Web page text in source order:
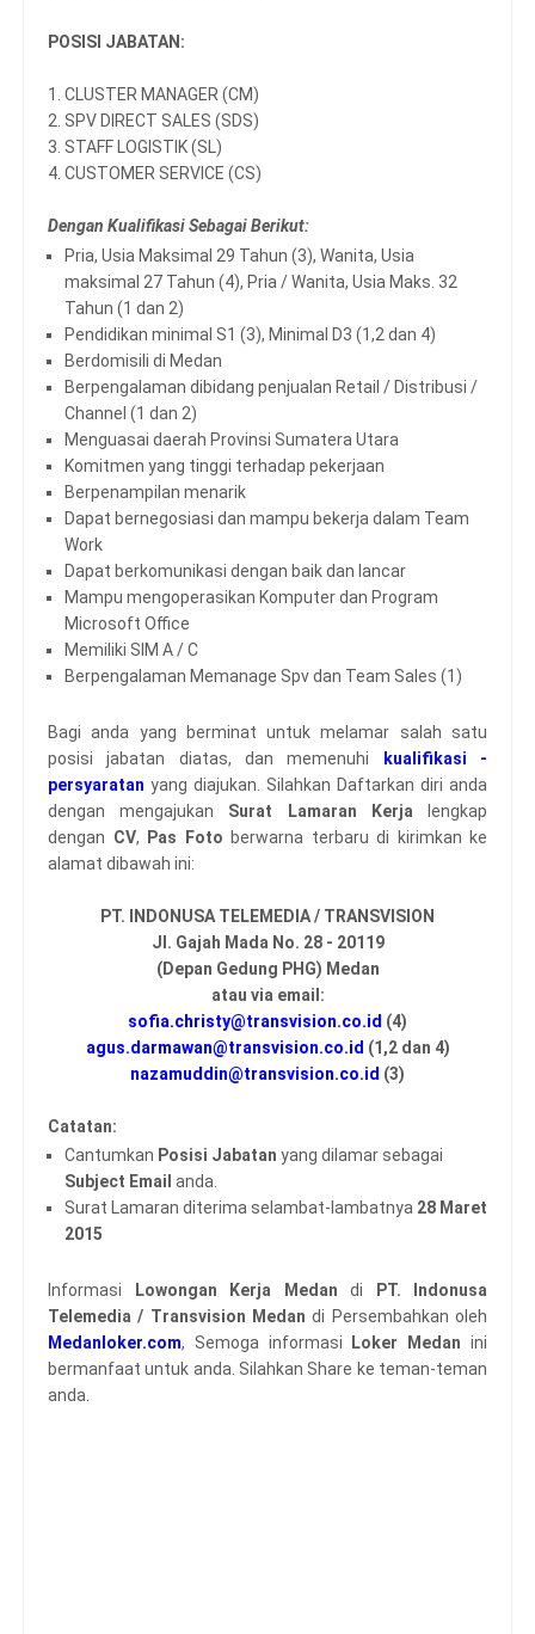
POSISI JABATAN:
1. CLUSTER MANAGER (CM)
2. SPV DIRECT SALES (SDS)
3. STAFF LOGISTIK (SL)
4. CUSTOMER SERVICE (CS)
Dengan Kualifikasi Sebagai Berikut:
Pria, Usia Maksimal 29 Tahun (3), Wanita, Usia
maksimal 27 Tahun (4), Pria / Wanita, Usia Maks. 32
Tahun (1 dan 2)
Pendidikan minimal S1 (3), Minimal D3 (1,2 dan 4)
Berdomisili di Medan
Berpengalaman dibidang penjualan Retail / Distribusi /
Channel (1 dan 2)
Menguasai daerah Provinsi Sumatera Utara
Komitmen yang tinggi terhadap pekerjaan
Berpenampilan menarik
Dapat bernegosiasi dan mampu bekerja dalam Team
Work
Dapat berkomunikasi dengan baik dan lancar
Mampu mengoperasikan Komputer dan Program
Microsoft Office
Memiliki SIM A / C
Berpengalaman Memanage Spv dan Team Sales (1)
Bagi anda yang berminat untuk melamar salah satu
posisi jabatan diatas, dan memenuhi kualifikasi -
persyaratan yang diajukan. Silahkan Daftarkan diri anda
dengan mengajukan Surat Lamaran Kerjalengkap
dengan CV, Pas Foto berwarna terbaru di kirimkan ke
alamat dibawah ini:
PT. INDONUSA TELEMEDIA / TRANSVISION
Jl. Gajah Mada No. 28 - 20119
(Depan Gedung PHG) Medan
atau via email:
sofia.christy@transvision.co.id (4)
agus.darmawan@transvision.co.id (1,2 dan 4)
nazamuddin@transvision.co.id (3)
Catatan:
Cantumkan Posisi Jabatan yang dilamar sebagai
Subject Email anda.
Surat Lamaran diterima selambat-lambatnya 28 Maret
2015
Informasi Lowongan Kerja Medan di
PT. Indonusa
Telemedia / Transvision Medandi Persembahkan oleh
Medanloker.com, Semoga informasi Loker Medan ini
bermanfaat untuk anda. Silahkan Share ke teman-teman
anda.